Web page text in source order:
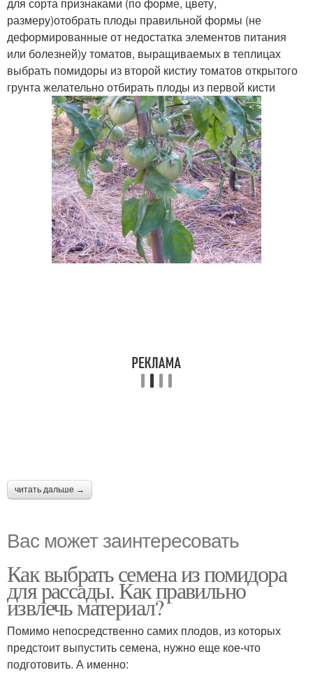
размеру)отобрать плоды правильной формы (не
деформированные от недостатка элементов питания
или болезней)у томатов, выращиваемых в теплицах
выбрать помидоры из второй кистиу томатов открытого
грунта желательно отбирать плоды из первой кисти
читать дальше →
Вас может заинтересовать
Как выбрать семена из помидора
для рассады. Как правильно
извлечь материал?
Помимо непосредственно самих плодов, из которых
предстоит выпустить семена, нужно еще кое-что
подготовить. А именно: